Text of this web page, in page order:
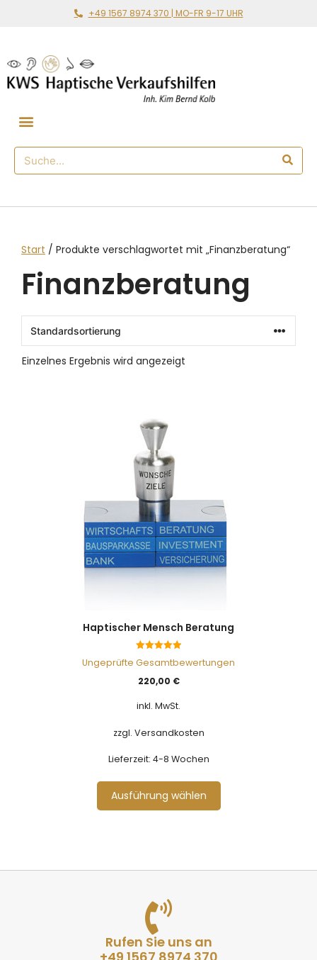
+49 1567 8974 370 | MO-FR 9-17 UHR
Start / Produkte verschlagwortet mit „Finanzberatung“
Finanzberatung
Einzelnes Ergebnis wird angezeigt
Haptischer Mensch Beratung
von 5
Ungeprüfte Gesamtbewertungen
220,00 €
inkl. MwSt.
zzgl. Versandkosten
Lieferzeit: 4-8 Wochen
Ausführung wählen
Rufen Sie uns an